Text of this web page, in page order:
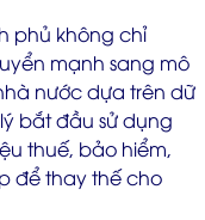
phủ không chỉ
mạnh sang mô
nước dựa trên dữ
bắt đầu sử dụng
thuế, bảo hiểm,
để thay thế cho